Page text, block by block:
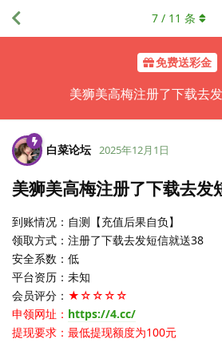
免费送彩金
美狮美高梅注册了下载去
7 / 11 条
白菜论坛 2025年12月1日
美狮美高梅注册了下载去发
到账情况：自测【充值后果自负】
领取方式：注册了下载去发短信就送38
安全系数：低
平台资历：未知
会员评分： ★☆☆☆☆
申领网址： https://4.cc/
提现要求：最低提现额度为100元